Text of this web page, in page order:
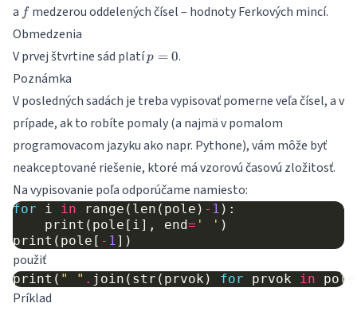
a ffmedzerou oddelených čísel – hodnoty Ferkových mincí.
Obmedzenia
V prvej štvrtine sád platíp=0
p = 0.
Poznámka
V posledných sadách je treba vypisovať pomerne veľa čísel, a v
prípade, ak to robíte pomaly (a najmä v pomalom
programovacom jazyku ako napr. Pythone), vám môže byť
neakceptované riešenie, ktoré má vzorovú časovú zložitosť.
Na vypisovanie poľa odporúčame namiesto:
for i in range ( len ( pole ) - 1 ):
print ( pole [ i], end= ' ' )
print ( pole [ - 1])
použiť
print ( " " . join ( str ( prvok ) for prvok in pole
Príklad